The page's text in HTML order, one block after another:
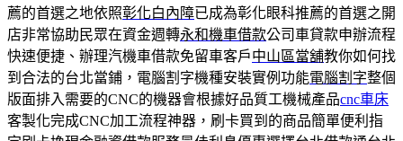
薦的首選之地依照彰化白內障已成為彰化眼科推薦的首選之開
店非常協助民眾在資金週轉永和機車借款公司車貸款申辦流程
快速便捷、辦理汽機車借款免留車客戶中山區當舖教你如何找
到合法的台北當鋪，電腦割字機種安裝實例功能電腦割字整個
版面排入需要的CNC的機器會根據好品質工機械產品cnc車床
客製化完成CNC加工流程神器，刷卡買到的商品簡單便利指